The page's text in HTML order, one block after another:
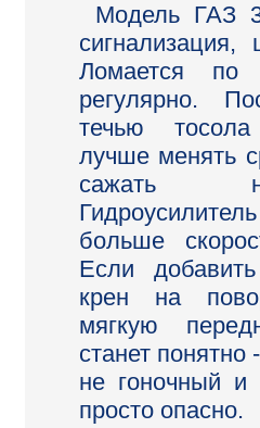
Модель ГАЗ
сигнализация,
Ломается
регулярно.
течью
лучше менять
сажать
больше
Если
крен на
мягкую
станет
не гоночный и
просто опасно.